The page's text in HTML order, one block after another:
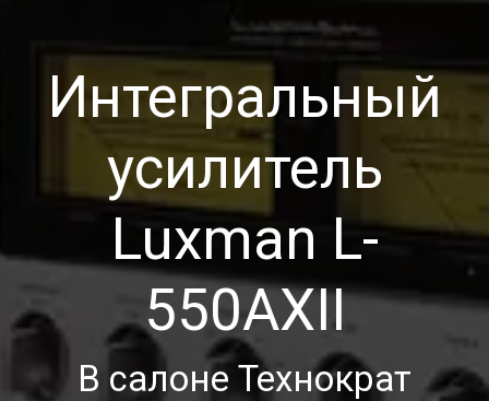
Интегральный
усилитель
Luxman L-
550AXII
В салоне Технократ